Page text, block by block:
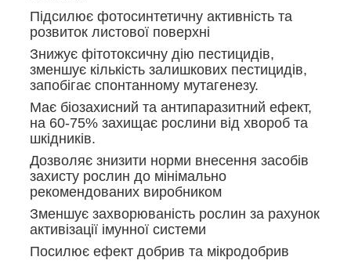
Підсилює фотосинтетичну активність та
розвиток листової поверхні
Знижує фітотоксичну дію пестицидів,
зменшує кількість залишкових пестицидів,
запобігає спонтанному мутагенезу.
Має біозахисний та антипаразитний ефект,
на 60-75% захищає рослини від хвороб та
шкідників.
Дозволяє знизити норми внесення засобів
захисту рослин до мінімально
рекомендованих виробником
Зменшує захворюваність рослин за рахунок
активізації імунної системи
Посилює ефект добрив та мікродобрив